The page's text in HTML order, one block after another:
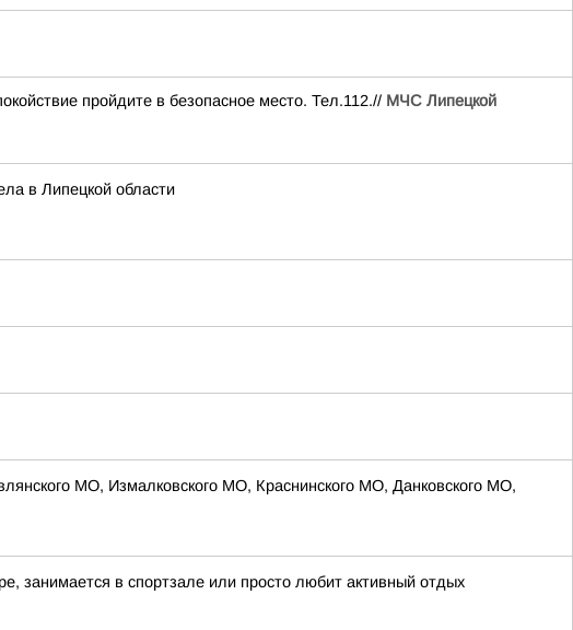
пройдите в безопасное место. Тел.112.// МЧС Липецкой
в Липецкой области
МО, Измалковского МО, Краснинского МО, Данковского МО,
занимается в спортзале или просто любит активный отдых